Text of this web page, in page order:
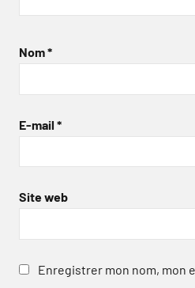
Nom*
E-mail *
Site web
Enregistrer mon nom, mon